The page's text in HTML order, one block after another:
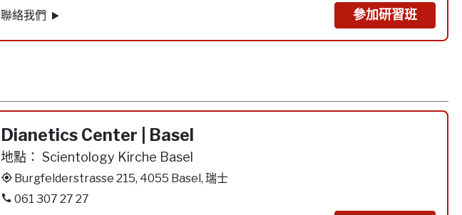
聯絡我們
參加研習班
Dianetics Center | Basel
地點： Scientology Kirche Basel
Burgfelderstrasse 215, 4055 Basel, 瑞士
061 307 27 27